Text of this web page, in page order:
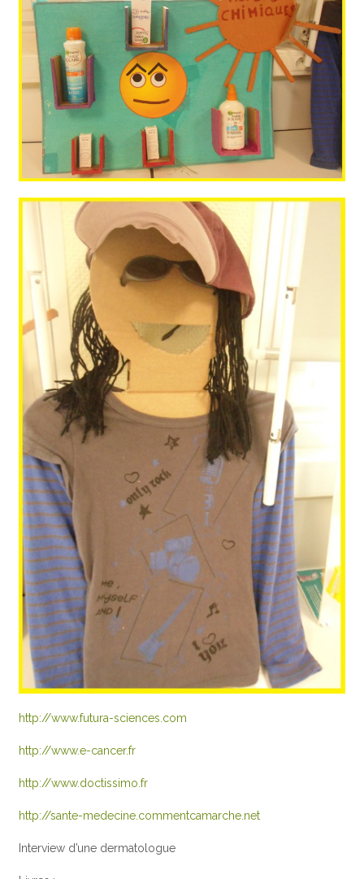
http://www.futura-sciences.com
http://www.e-cancer.fr
http://www.doctissimo.fr
http://sante-medecine.commentcamarche.net
Interview d’une dermatologue